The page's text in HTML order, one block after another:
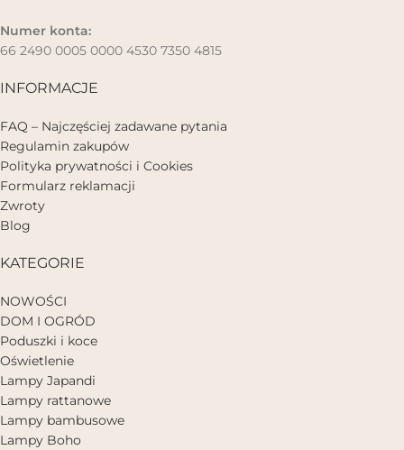
Numer konta:
66 2490 0005 0000 4530 7350 4815
INFORMACJE
FAQ – Najczęściej zadawane pytania
Regulamin zakupów
Polityka prywatności i Cookies
Formularz reklamacji
Zwroty
Blog
KATEGORIE
NOWOŚCI
DOM I OGRÓD
Poduszki i koce
Oświetlenie
Lampy Japandi
Lampy rattanowe
Lampy bambusowe
Lampy Boho